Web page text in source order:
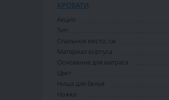
КРОВАТИ
Акции
Тип
Спальное место, см
Материал корпуса
Основание для матраса
Цвет
Ниша для белья
Ножки